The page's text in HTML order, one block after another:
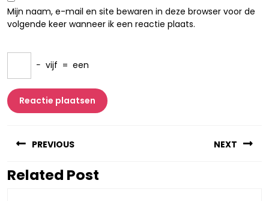
Mijn naam, e-mail en site bewaren in deze browser voor de
volgende keer wanneer ik een reactie plaats.
− vijf = een
PREVIOUS
Vorig
NEXT
Related Post